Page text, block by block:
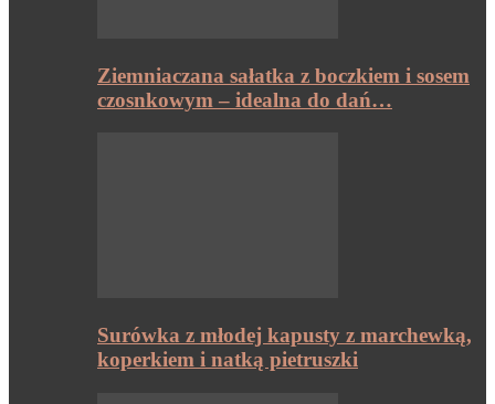
Ziemniaczana sałatka z boczkiem i sosem
czosnkowym – idealna do dań…
Surówka z młodej kapusty z marchewką,
koperkiem i natką pietruszki